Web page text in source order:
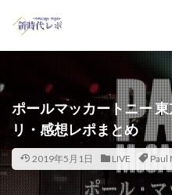
ポールマッカートニー
リ・感想レポまとめ
2019年5月1日 LIVE Paul